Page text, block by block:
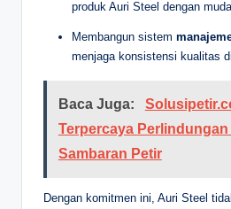
produk Auri Steel dengan
Membangun sistem
menjaga konsistensi kualitas
Baca Juga:
Terpercaya
Sambaran Petir
Dengan komitmen ini, Auri Steel